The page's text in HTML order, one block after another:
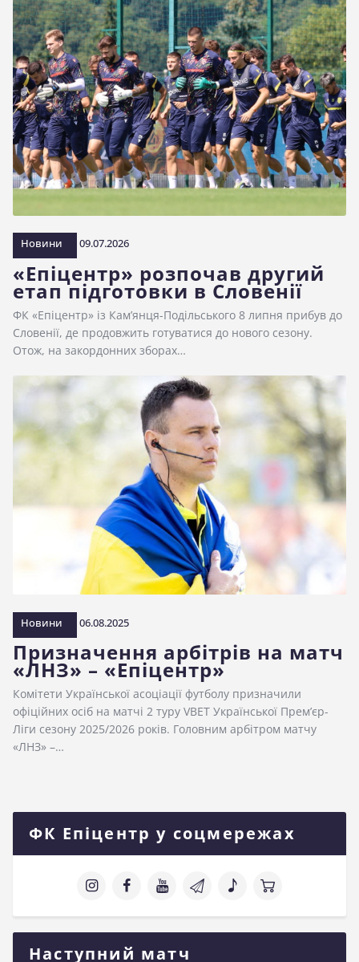
Новини 09.07.2026
«Епіцентр» розпочав другий
етап підготовки в Словенії
ФК «Епіцентр» із Кам’янця-Подільського 8 липня прибув до
Словенії, де продовжить готуватися до нового сезону.
Отож, на закордонних зборах…
Новини 06.08.2025
Призначення арбітрів на матч
«ЛНЗ» – «Епіцентр»
Комітети Української асоціації футболу призначили
офіційних осіб на матчі 2 туру VBET Української Премʼєр-
Ліги сезону 2025/2026 років. Головним арбітром матчу
«ЛНЗ» –…
ФК Епіцентр у соцмережах
Наступний матч